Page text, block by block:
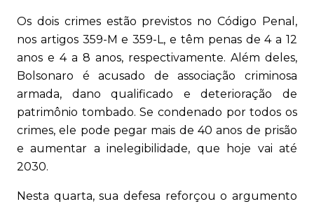
Os dois crimes estão previstos no Código Penal,
nos artigos 359-M e 359-L, e têm penas de 4 a 12
anos e 4 a 8 anos, respectivamente. Além deles,
Bolsonaro é acusado de associação criminosa
armada, dano qualificado e deterioração de
patrimônio tombado. Se condenado por todos os
crimes, ele pode pegar mais de 40 anos de prisão
e aumentar a inelegibilidade, que hoje vai até
2030.
Nesta quarta, sua defesa reforçou o argumento